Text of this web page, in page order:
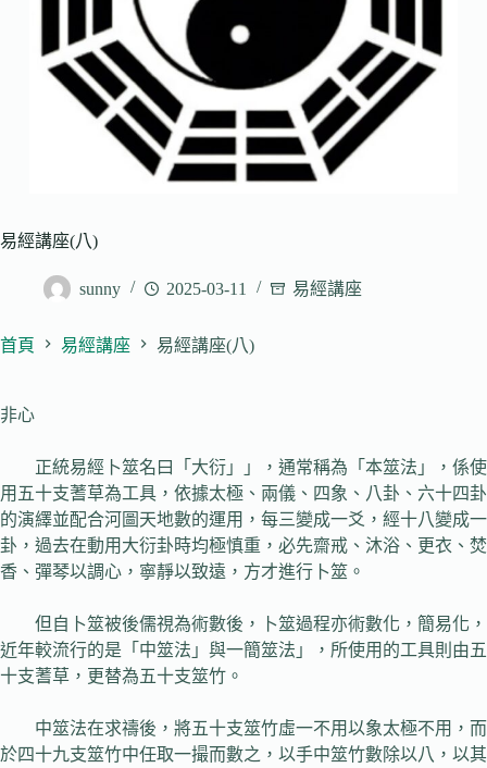
易經講座(八)
sunny 2025-03-11 易經講座
首頁 易經講座 易經講座(八)
非心
正統易經卜筮名曰「大衍」」，通常稱為「本筮法」，係使
用五十支蓍草為工具，依據太極、兩儀、四象、八卦、六十四卦
的演繹並配合河圖天地數的運用，每三變成一爻，經十八變成一
卦，過去在動用大衍卦時均極慎重，必先齋戒、沐浴、更衣、焚
香、彈琴以調心，寧靜以致遠，方才進行卜筮。
但自卜筮被後儒視為術數後，卜筮過程亦術數化，簡易化，
近年較流行的是「中筮法」與一簡筮法」，所使用的工具則由五
十支蓍草，更替為五十支筮竹。
中筮法在求禱後，將五十支筮竹虛一不用以象太極不用，而
於四十九支筮竹中任取一撮而數之，以手中筮竹數除以八，以其